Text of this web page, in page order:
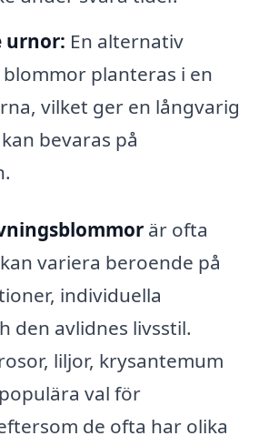
urnor: En alternativ
planteras i en
vilket ger en långvarig
bevaras på
är ofta
variera beroende på
individuella
den avlidnes livsstil.
liljor, krysantemum
val för
de ofta har olika